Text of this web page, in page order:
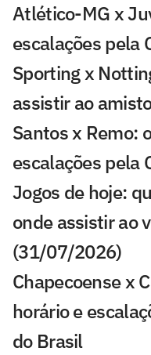
Atlético-MG x
escalações pela
Sporting x
assistir ao
Santos x Remo:
escalações pela
Jogos de hoje:
onde assistir ao
(31/07/2026)
Chapecoense x
horário e
do Brasil